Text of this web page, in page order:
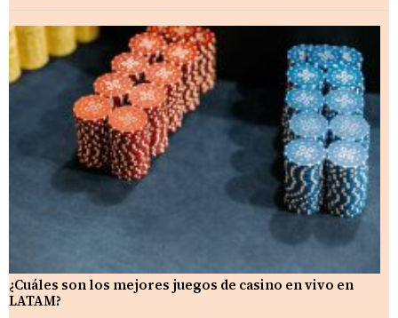
¿Cuáles son los mejores juegos de casino en vivo en
LATAM?